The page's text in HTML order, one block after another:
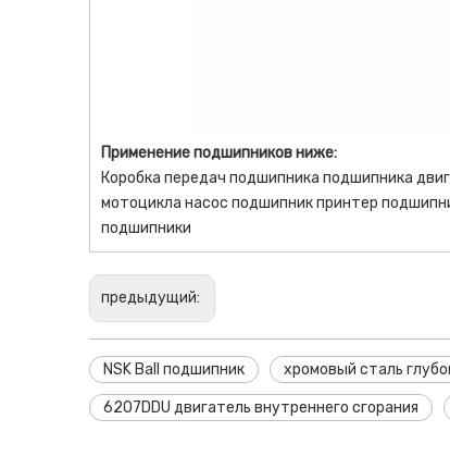
Применение подшипников ниже:
Коробка передач подшипника подшипника
мотоцикла насос подшипник принтер
подшипники
предыдущий:
NSK Ball подшипник хромовый сталь
6207DDU двигатель внутреннего сгорания